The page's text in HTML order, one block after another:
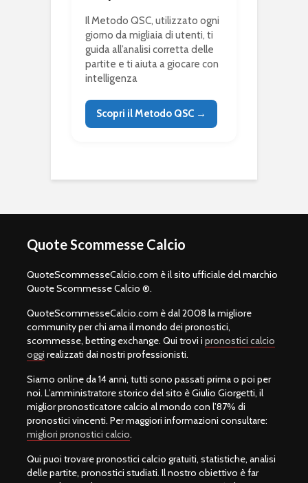
Il Metodo QSC, utilizzato ogni
giorno da migliaia di utenti, ti
guida all’analisi corretta delle
partite e ti aiuta a giocare con
intelligenza
Scopri il Metodo QSC →
Quote Scommesse Calcio
QuoteScommesseCalcio.com è il sito ufficiale del marchio
Quote Scommesse Calcio ®.
QuoteScommesseCalcio.com è dal 2008 la migliore
community per chi ama il mondo dei pronostici,
scommesse, betting exchange. Qui trovi i pronostici calcio
oggi realizzati dai nostri professionisti.
Siamo online da 14 anni, tutti sono passati prima o poi per
noi. L’amministratore storico del sito è Giulio Giorgetti, il
miglior pronosticatore calcio al mondo con l’87% di
pronostici vincenti. Per maggiori informazioni consultare:
migliori pronostici calcio.
Qui puoi trovare pronostici calcio gratuiti, statistiche, analisi
delle partite, pronostici studiati. Il nostro obiettivo è far